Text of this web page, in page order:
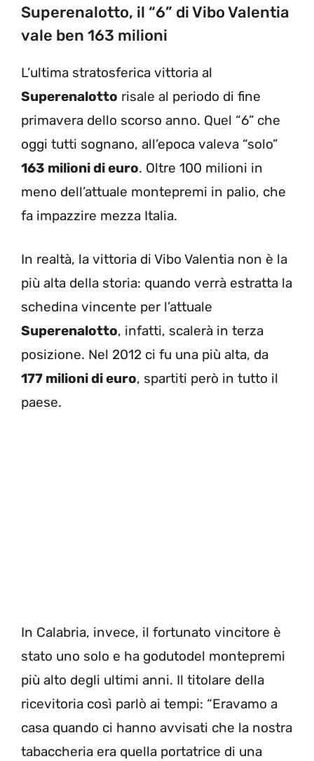
Superenalotto, il “6” di Vibo Valentia
vale ben 163 milioni
L’ultima stratosferica vittoria al
Superenalotto risale al periodo di fine
primavera dello scorso anno. Quel “6” che
oggi tutti sognano, all’epoca valeva “solo”
163 milioni di euro. Oltre 100 milioni in
meno dell’attuale montepremi in palio, che
fa impazzire mezza Italia.
In realtà, la vittoria di Vibo Valentia non è la
più alta della storia: quando verrà estratta la
schedina vincente per l’attuale
Superenalotto, infatti, scalerà in terza
posizione. Nel 2012 ci fu una più alta, da
177 milioni di euro, spartiti però in tutto il
paese.
In Calabria, invece, il fortunato vincitore è
stato uno solo e ha godutodel montepremi
più alto degli ultimi anni. Il titolare della
ricevitoria così parlò ai tempi: “Eravamo a
casa quando ci hanno avvisati che la nostra
tabaccheria era quella portatrice di una